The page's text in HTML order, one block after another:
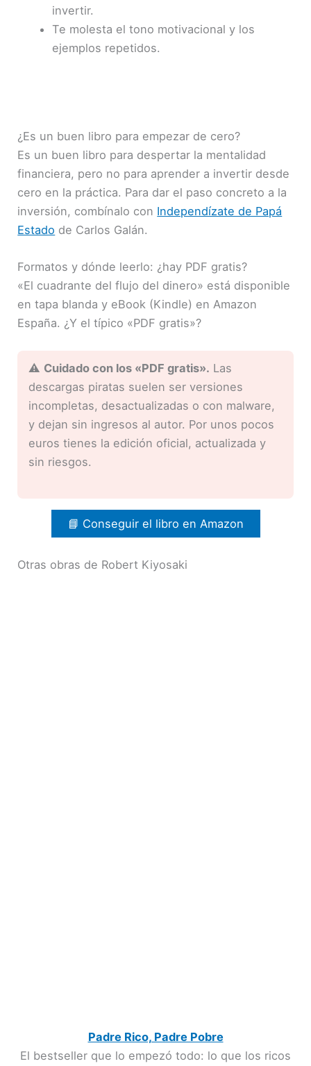
invertir.
Te molesta el tono motivacional y los
ejemplos repetidos.
¿Es un buen libro para empezar de cero?
Es un buen libro para despertar la mentalidad
financiera, pero no para aprender a invertir desde
cero en la práctica. Para dar el paso concreto a la
inversión, combínalo con Independízate de Papá
Estado de Carlos Galán.
Formatos y dónde leerlo: ¿hay PDF gratis?
«El cuadrante del flujo del dinero» está disponible
en tapa blanda y eBook (Kindle) en Amazon
España. ¿Y el típico «PDF gratis»?
⚠️ Cuidado con los «PDF gratis». Las
descargas piratas suelen ser versiones
incompletas, desactualizadas o con malware,
y dejan sin ingresos al autor. Por unos pocos
euros tienes la edición oficial, actualizada y
sin riesgos.
📘 Conseguir el libro en Amazon
Otras obras de Robert Kiyosaki
Padre Rico, Padre Pobre
El bestseller que lo empezó todo: lo que los ricos